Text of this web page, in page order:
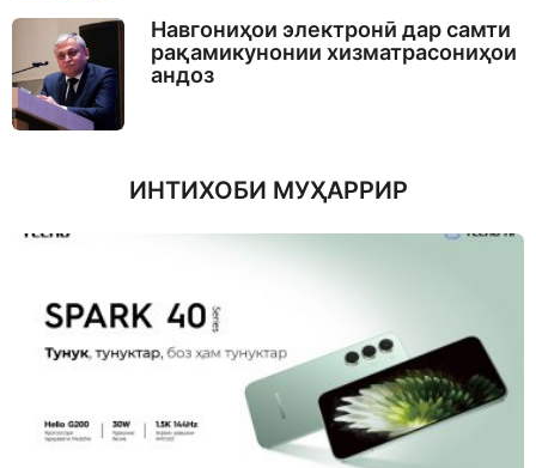
Навгониҳои электронӣ дар самти
рақамикунонии хизматрасониҳои
андоз
ИНТИХОБИ МУҲАРРИР